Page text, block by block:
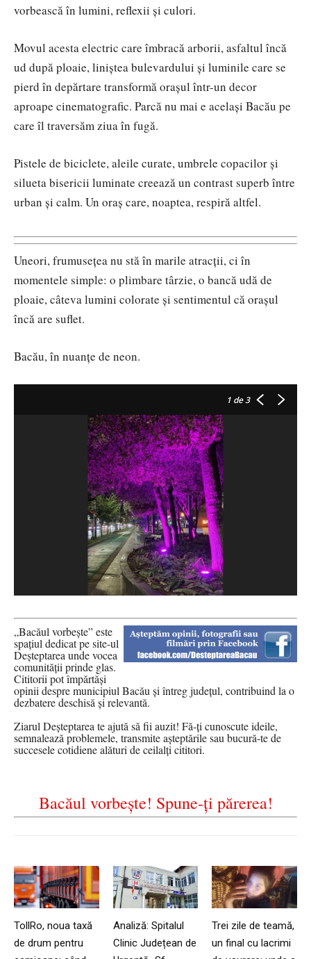
vorbească în lumini, reflexii și culori.
Movul acesta electric care îmbracă arborii, asfaltul încă
ud după ploaie, liniștea bulevardului și luminile care se
pierd în depărtare transformă orașul într-un decor
aproape cinematografic. Parcă nu mai e același Bacău pe
care îl traversăm ziua în fugă.
Pistele de biciclete, aleile curate, umbrele copacilor și
silueta bisericii luminate creează un contrast superb între
urban și calm. Un oraș care, noaptea, respiră altfel.
Uneori, frumusețea nu stă în marile atracții, ci în
momentele simple: o plimbare târzie, o bancă udă de
ploaie, câteva lumini colorate și sentimentul că orașul
încă are suflet.
Bacău, în nuanțe de neon.
1 de 3
„Bacăul vorbește” este
spațiul dedicat pe site-ul
Deșteptarea unde vocea
comunității prinde glas.
Cititorii pot împărtăși
opinii despre municipiul Bacău și întreg județul, contribuind la o
dezbatere deschisă și relevantă.
Ziarul Deșteptarea te ajută să fii auzit! Fă-ți cunoscute ideile,
semnalează problemele, transmite așteptările sau bucură-te de
succesele cotidiene alături de ceilalți cititori.
Bacăul vorbește! Spune-ți părerea!
TollRo, noua taxă
de drum pentru
Analiză: Spitalul
Clinic Județean de
Trei zile de teamă,
un final cu lacrimi